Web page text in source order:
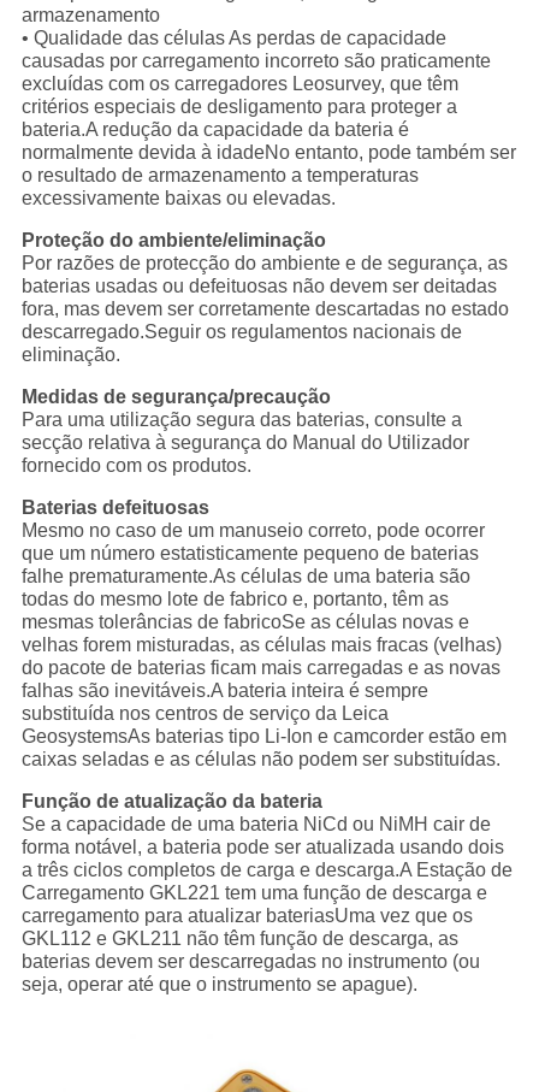
armazenamento
• Qualidade das células As perdas de capacidade
causadas por carregamento incorreto são praticamente
excluídas com os carregadores Leosurvey, que têm
critérios especiais de desligamento para proteger a
bateria.A redução da capacidade da bateria é
normalmente devida à idadeNo entanto, pode também ser
o resultado de armazenamento a temperaturas
excessivamente baixas ou elevadas.
Proteção do ambiente/eliminação
Por razões de protecção do ambiente e de segurança, as
baterias usadas ou defeituosas não devem ser deitadas
fora, mas devem ser corretamente descartadas no estado
descarregado.Seguir os regulamentos nacionais de
eliminação.
Medidas de segurança/precaução
Para uma utilização segura das baterias, consulte a
secção relativa à segurança do Manual do Utilizador
fornecido com os produtos.
Baterias defeituosas
Mesmo no caso de um manuseio correto, pode ocorrer
que um número estatisticamente pequeno de baterias
falhe prematuramente.As células de uma bateria são
todas do mesmo lote de fabrico e, portanto, têm as
mesmas tolerâncias de fabricoSe as células novas e
velhas forem misturadas, as células mais fracas (velhas)
do pacote de baterias ficam mais carregadas e as novas
falhas são inevitáveis.A bateria inteira é sempre
substituída nos centros de serviço da Leica
GeosystemsAs baterias tipo Li-Ion e camcorder estão em
caixas seladas e as células não podem ser substituídas.
Função de atualização da bateria
Se a capacidade de uma bateria NiCd ou NiMH cair de
forma notável, a bateria pode ser atualizada usando dois
a três ciclos completos de carga e descarga.A Estação de
Carregamento GKL221 tem uma função de descarga e
carregamento para atualizar bateriasUma vez que os
GKL112 e GKL211 não têm função de descarga, as
baterias devem ser descarregadas no instrumento (ou
seja, operar até que o instrumento se apague).